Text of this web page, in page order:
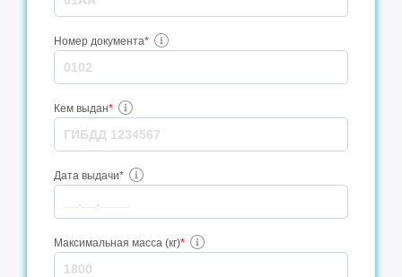
Номер документа*
Кем выдан*
Дата выдачи*
Максимальная масса (кг)*